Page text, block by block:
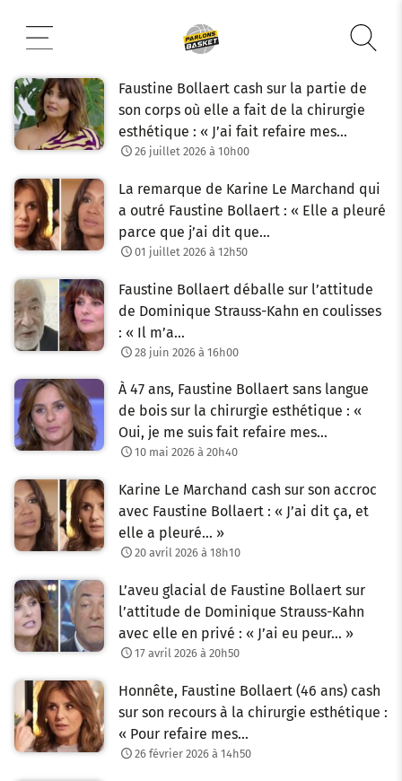
contenu
Faustine Bollaert cash sur la partie de
son corps où elle a fait de la chirurgie
esthétique : « J’ai fait refaire mes…
26 juillet 2026 à 10h00
La remarque de Karine Le Marchand qui
a outré Faustine Bollaert : « Elle a pleuré
parce que j’ai dit que…
01 juillet 2026 à 12h50
Faustine Bollaert déballe sur l’attitude
de Dominique Strauss-Kahn en coulisses
: « Il m’a…
28 juin 2026 à 16h00
À 47 ans, Faustine Bollaert sans langue
de bois sur la chirurgie esthétique : «
Oui, je me suis fait refaire mes…
10 mai 2026 à 20h40
Karine Le Marchand cash sur son accroc
avec Faustine Bollaert : « J’ai dit ça, et
elle a pleuré… »
20 avril 2026 à 18h10
L’aveu glacial de Faustine Bollaert sur
l’attitude de Dominique Strauss-Kahn
avec elle en privé : « J’ai eu peur… »
17 avril 2026 à 20h50
Honnête, Faustine Bollaert (46 ans) cash
sur son recours à la chirurgie esthétique :
« Pour refaire mes…
26 février 2026 à 14h50